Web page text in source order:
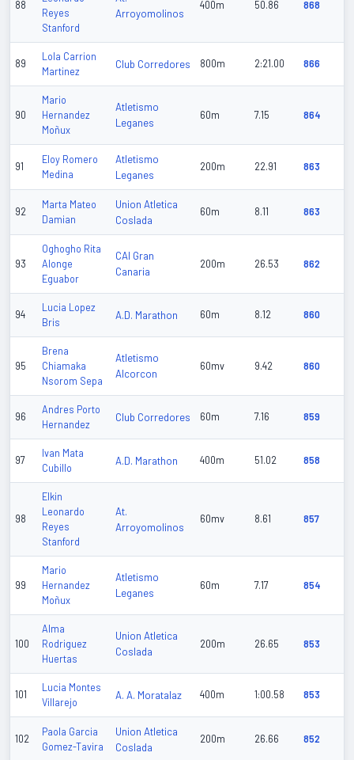
88
Reyes
Stanford
Arroyomolinos
400m 50.86 868
89
Lola Carrion
Martinez
Club Corredores 800m 2:21.00 866
90
Mario
Hernandez
Moñux
Atletismo
Leganes
60m 7.15 864
91
Eloy Romero
Medina
Atletismo
Leganes
200m 22.91 863
92
Marta Mateo
Damian
Union Atletica
Coslada
60m 8.11 863
93
Oghogho Rita
Alonge
Eguabor
CAI Gran
Canaria
200m 26.53 862
94
Lucia Lopez
Bris
A.D. Marathon 60m 8.12 860
95
Brena
Chiamaka
Nsorom Sepa
Atletismo
Alcorcon
60mv 9.42 860
96
Andres Porto
Hernandez
Club Corredores 60m 7.16 859
97
Ivan Mata
Cubillo
A.D. Marathon 400m 51.02 858
98
Elkin
Leonardo
Reyes
Stanford
At.
Arroyomolinos
60mv 8.61 857
99
Mario
Hernandez
Moñux
Atletismo
Leganes
60m 7.17 854
100
Alma
Rodriguez
Huertas
Union Atletica
Coslada
200m 26.65 853
101
Lucia Montes
Villarejo
A. A. Moratalaz 400m 1:00.58 853
102
Paola Garcia
Gomez-Tavira
Union Atletica
Coslada
200m 26.66 852